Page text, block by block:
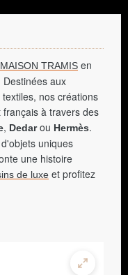
MAISON TRAMIS en
aux
nos créations
à travers des
, Dedarou Hermès.
uniques
une histoire
de luxe et profitez